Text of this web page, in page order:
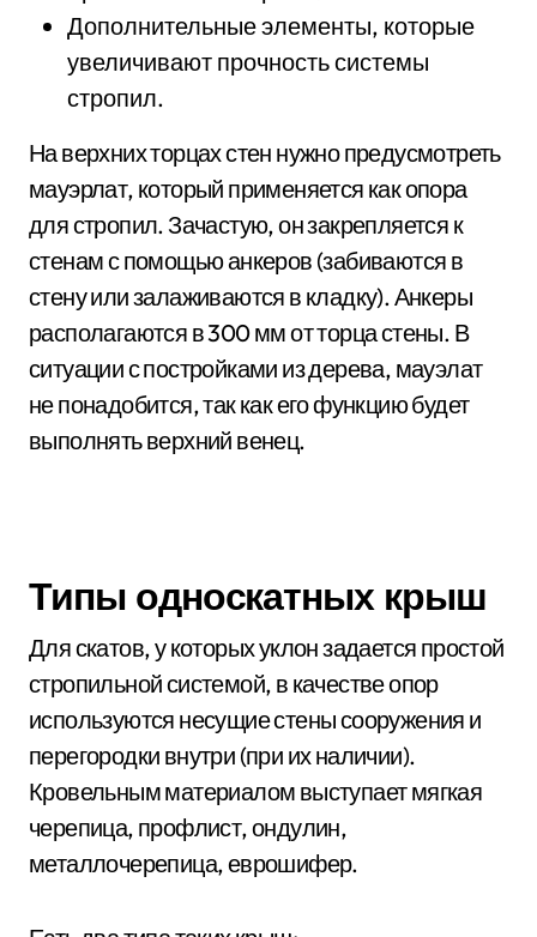
Дополнительные элементы, которые
увеличивают прочность системы
стропил.
На верхних торцах стен нужно предусмотреть
мауэрлат, который применяется как опора
для стропил. Зачастую, он закрепляется к
стенам с помощью анкеров (забиваются в
стену или залаживаются в кладку). Анкеры
располагаются в 300 мм от торца стены. В
ситуации с постройками из дерева, мауэлат
не понадобится, так как его функцию будет
выполнять верхний венец.
Типы односкатных крыш
Для скатов, у которых уклон задается простой
стропильной системой, в качестве опор
используются несущие стены сооружения и
перегородки внутри (при их наличии).
Кровельным материалом выступает мягкая
черепица, профлист, ондулин,
металлочерепица, еврошифер.